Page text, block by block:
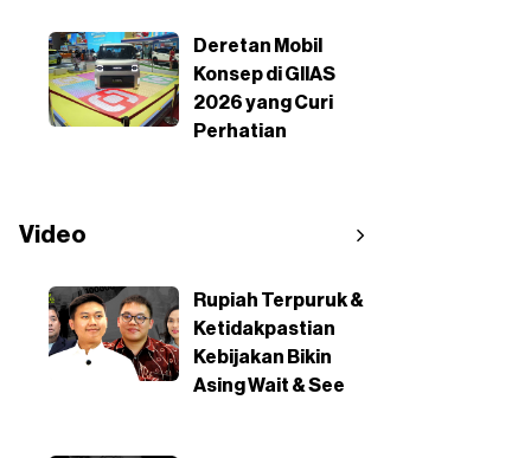
Deretan Mobil
Konsep di GIIAS
2026 yang Curi
Perhatian
Video
Rupiah Terpuruk &
Ketidakpastian
Kebijakan Bikin
Asing Wait & See